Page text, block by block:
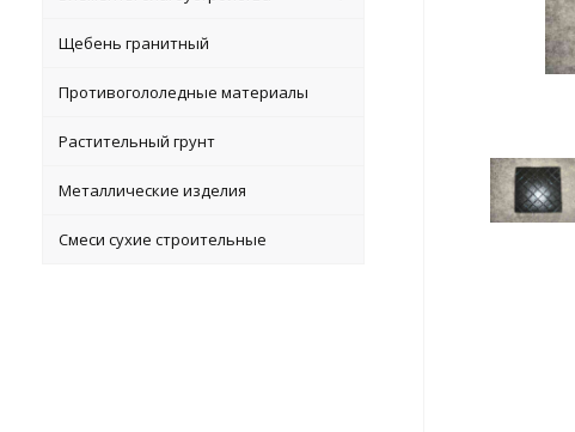
Щебень гранитный
Противогололедные материалы
Растительный грунт
Металлические изделия
Смеси сухие строительные